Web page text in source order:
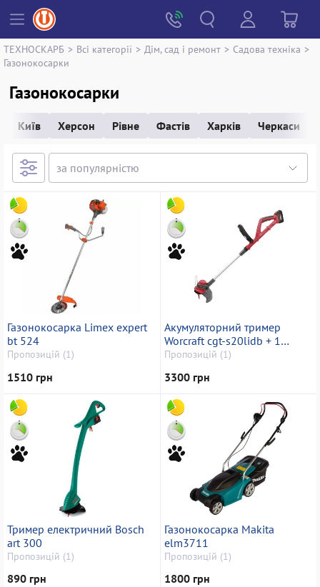
ТЕХНОСКАРБ > Всі категорії > Дім, сад і ремонт > Садова техніка >
Газонокосарки
Газонокосарки
Київ Херсон Рівне Фастів Харків Черкаси
Газонокосарка Limex expert
bt 524
Пропозицій (1)
1510 грн
Акумуляторний тример
Worcraft cgt-s20lidb + 1
акб(clb-20v-4.0)
Пропозицій (1)
3300 грн
Тример електричний Bosch
art 300
Пропозицій (1)
890 грн
Газонокосарка Makita
elm3711
Пропозицій (1)
1800 грн